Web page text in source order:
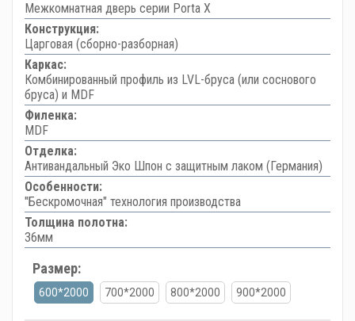
Межкомнатная дверь серии Porta X
Конструкция:
Царговая (сборно-разборная)
Каркас:
Комбинированный профиль из LVL-бруса (или соснового
бруса) и MDF
Филенка:
MDF
Отделка:
Антивандальный Эко Шпон с защитным лаком (Германия)
Особенности:
"Бескромочная" технология производства
Толщина полотна:
36мм
Размер:
600*2000 700*2000 800*2000 900*2000